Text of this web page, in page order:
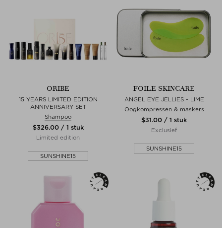
ORIBE
15 YEARS LIMITED EDITION
ANNIVERSARY SET
Shampoo
$‌326.00 / 1 stuk
Limited edition
SUNSHINE15
FOILE SKINCARE
ANGEL EYE JELLIES - LIME
Oogkompressen & maskers
$‌31.00 / 1 stuk
Exclusief
SUNSHINE15